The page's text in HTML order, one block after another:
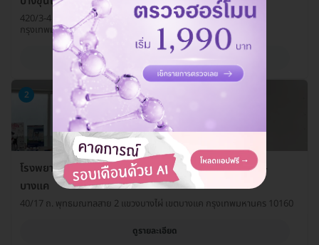
420/3-4 ถ. บางขุนเทียนชายทะเล แขวงแสมดำ เขตบางขุนเทียน
กรุงเทพมหานคร 10150
ดูรายละเอียด
2
โรงพยาบาลสัตว์แสนดี 24 ชั่วโมง สาขาพุทธมณฑลสาย 2-
บางแค
40/17 ถ. พุทธมณฑลสาย 2 แขวงบางไผ่ เขตบางแค กรุงเทพมหานคร 10160
ดูรายละเอียด